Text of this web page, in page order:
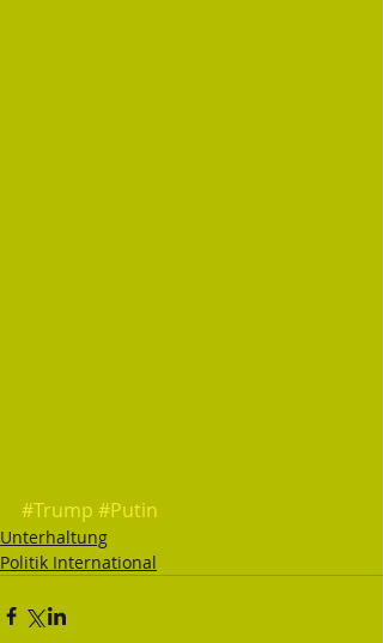
#Trump #Putin
Unterhaltung
Politik International